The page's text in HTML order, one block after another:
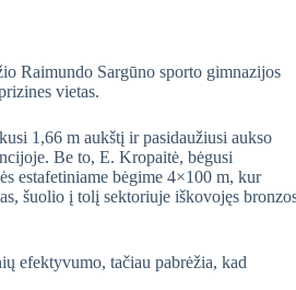
Raimundo Sargūno sporto gimnazijos
vietas.
1,66 m aukštį ir pasidaužiusi aukso
Be to, E. Kropaitė, bėgusi
estafetiniame bėgime 4×100 m, kur
šuolio į tolį sektoriuje iškovojęs
efektyvumo, tačiau pabrėžia, kad